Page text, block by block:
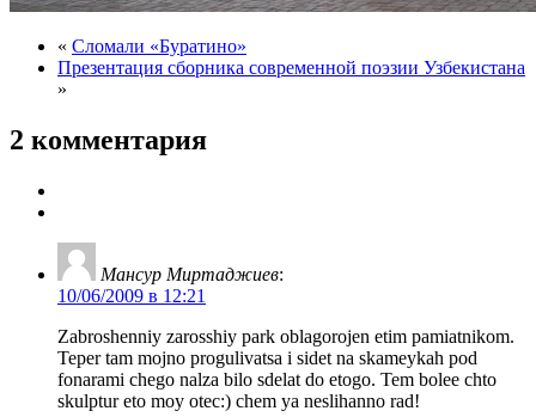
« Сломали «Буратино»
Презентация сборника современной поэзии Узбекистана
»
2 комментария
Мансур Миртаджиев:
10/06/2009 в 12:21
Zabroshenniy zarosshiy park oblagorojen etim pamiatnikom.
Teper tam mojno progulivatsa i sidet na skameykah pod
fonarami chego nalza bilo sdelat do etogo. Tem bolee chto
skulptur eto moy otec:) chem ya neslihanno rad!